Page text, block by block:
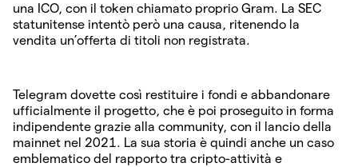
una ICO, con il token chiamato proprio Gram. La SEC
statunitense intentò però una causa, ritenendo la
vendita un’offerta di titoli non registrata.
Telegram dovette così restituire i fondi e abbandonare
ufficialmente il progetto, che è poi proseguito in forma
indipendente grazie alla community, con il lancio della
mainnet nel 2021. La sua storia è quindi anche un caso
emblematico del rapporto tra cripto-attività e